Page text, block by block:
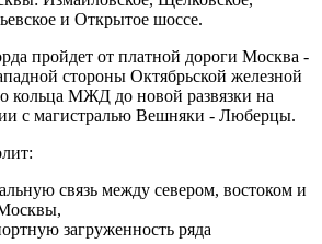
и Открытое шоссе.
пройдет от платной дороги Москва -
стороны Октябрьской железной
кольца МЖД до новой развязки на
с магистралью Вешняки - Люберцы.
связь между севером, востоком и
загруженность ряда